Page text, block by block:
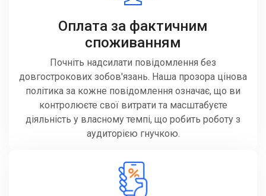
Оплата за фактичним
споживанням
Почніть надсилати повідомлення без
довгострокових зобов'язань. Наша прозора цінова
політика за кожне повідомлення означає, що ви
контролюєте свої витрати та масштабуєте
діяльність у власному темпі, що робить роботу з
аудиторією гнучкою.